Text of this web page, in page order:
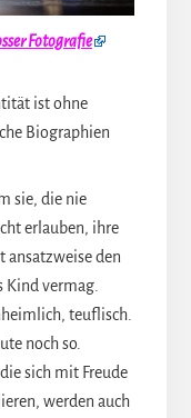
Fotografie
ist ohne
Biographien
sie, die nie
erlauben, ihre
ansatzweise den
Kind vermag.
teuflisch.
noch so.
sich mit Freude
werden auch